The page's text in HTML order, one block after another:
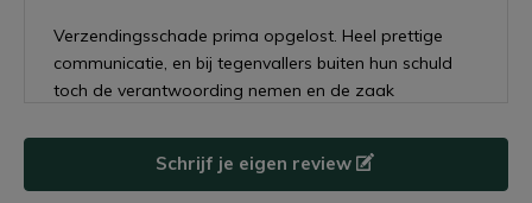
Verzendingsschade prima opgelost. Heel prettige
communicatie, en bij tegenvallers buiten hun schuld
toch de verantwoording nemen en de zaak
met jullie mooie bedrijf Jong Gerund.
+ Goede verpakking
Schrijf je eigen review